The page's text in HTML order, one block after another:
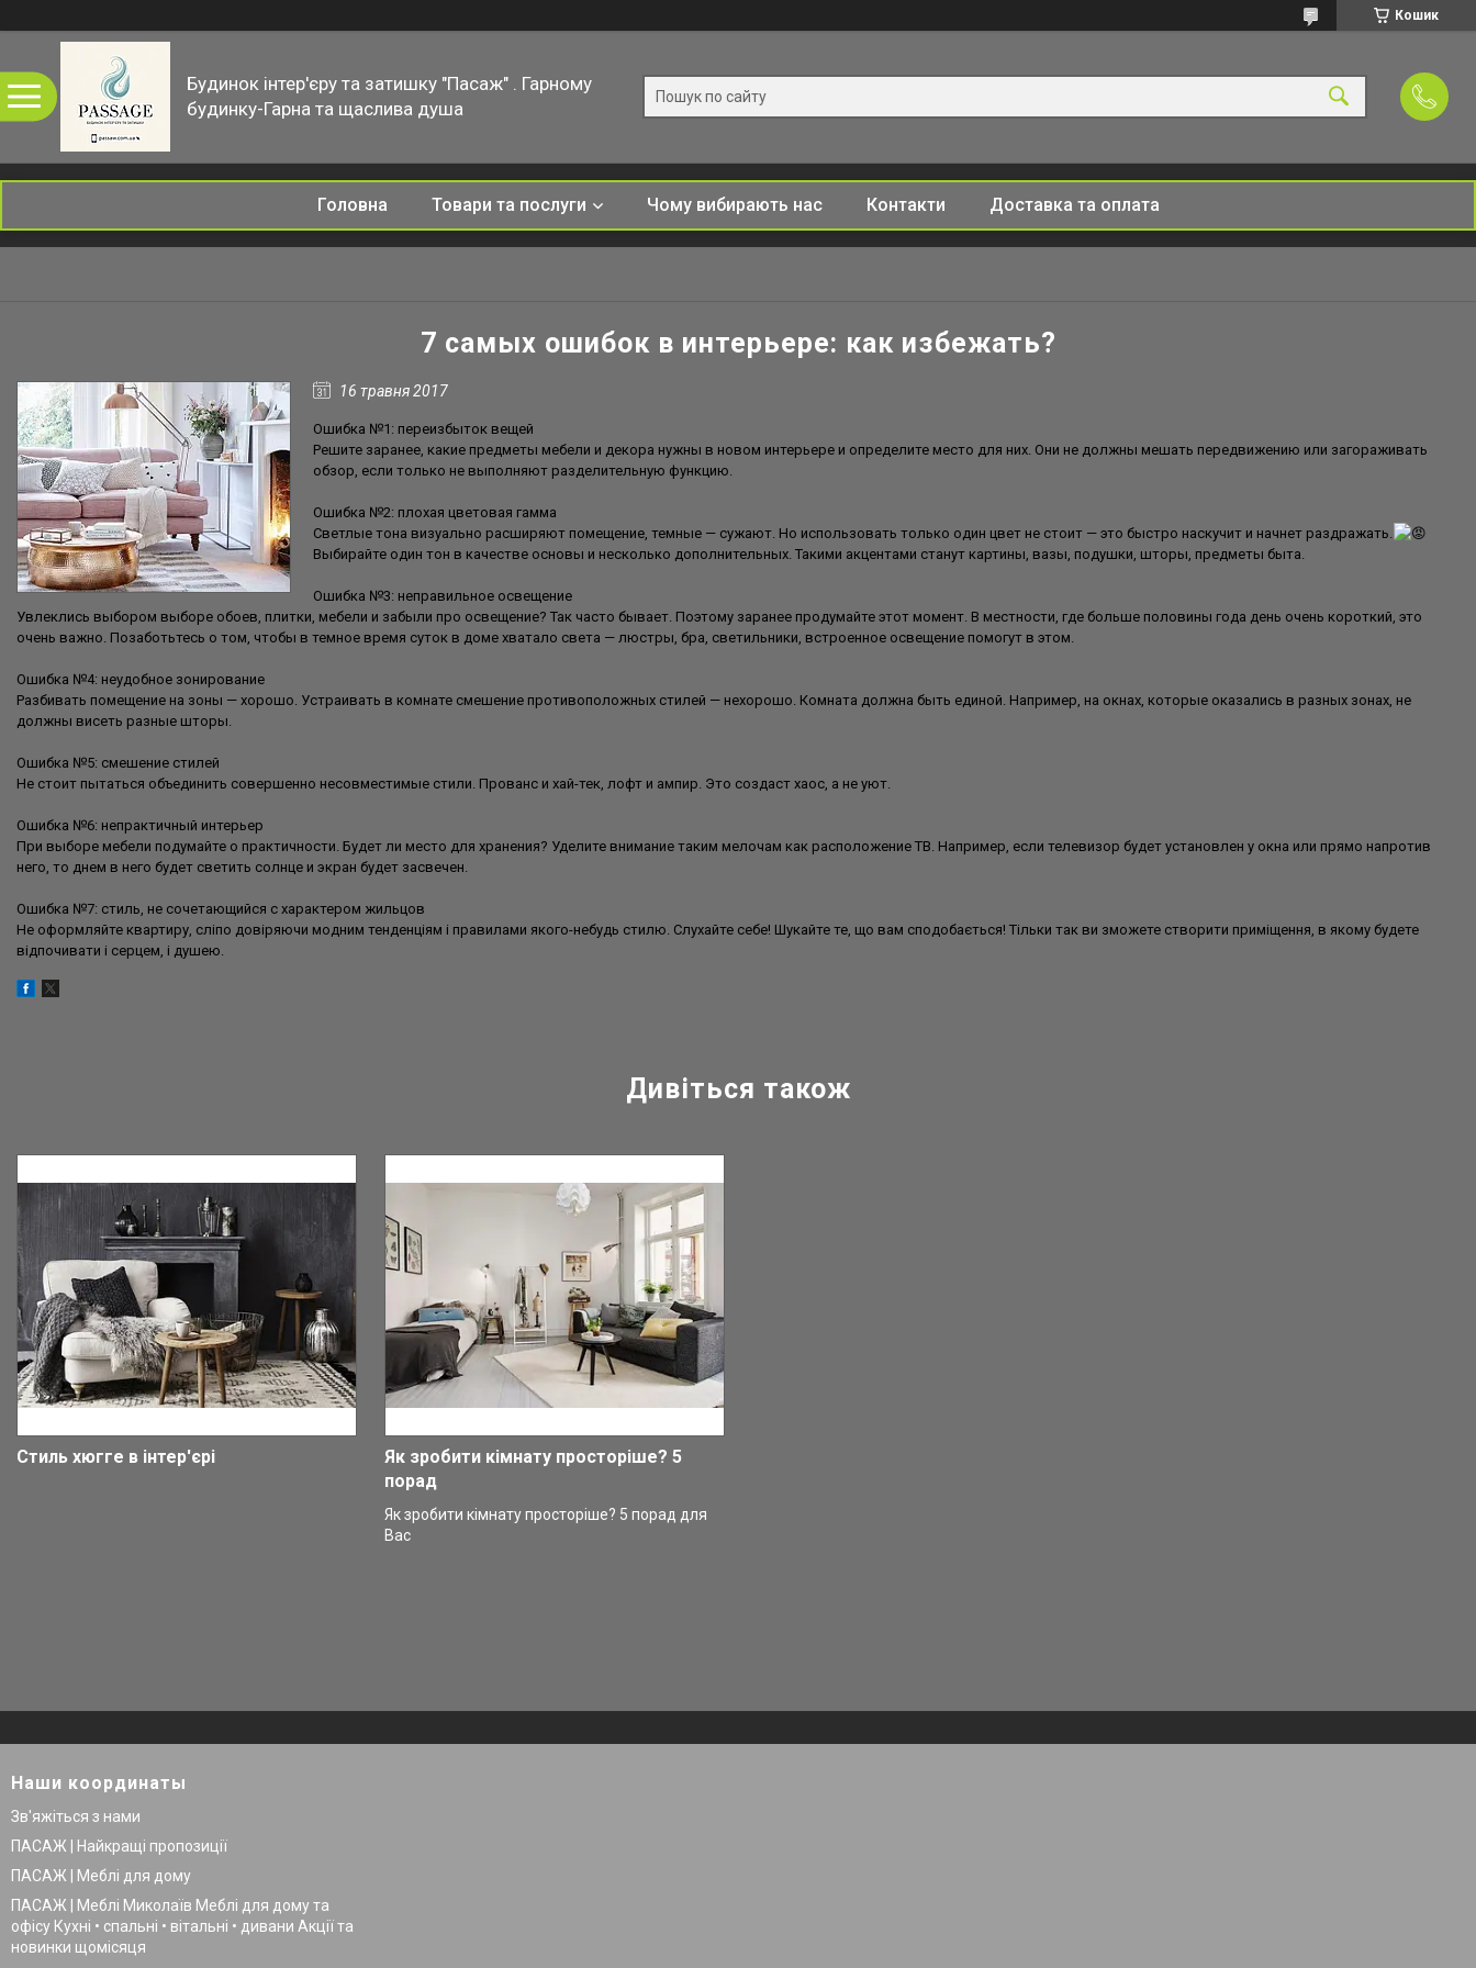
Кошик
Будинок інтер'єру та затишку "Пасаж" . Гарному
будинку-Гарна та щаслива душа
Головна Товари та послуги Чому вибирають нас Контакти Доставка та оплата
7 самых ошибок в интерьере: как избежать?
16 травня 2017
Ошибка №1: переизбыток вещей
Решите заранее, какие предметы мебели и декора нужны в новом интерьере и определите место для них. Они не должны мешать передвижению или загораживать
обзор, если только не выполняют разделительную функцию.
Ошибка №2: плохая цветовая гамма
Светлые тона визуально расширяют помещение, темные — сужают. Но использовать только один цвет не стоит — это быстро наскучит и начнет раздражать.
Выбирайте один тон в качестве основы и несколько дополнительных. Такими акцентами станут картины, вазы, подушки, шторы, предметы быта.
Ошибка №3: неправильное освещение
Увлеклись выбором выборе обоев, плитки, мебели и забыли про освещение? Так часто бывает. Поэтому заранее продумайте этот момент. В местности, где больше половины года день очень короткий, это
очень важно. Позаботьтесь о том, чтобы в темное время суток в доме хватало света — люстры, бра, светильники, встроенное освещение помогут в этом.
Ошибка №4: неудобное зонирование
Разбивать помещение на зоны — хорошо. Устраивать в комнате смешение противоположных стилей — нехорошо. Комната должна быть единой. Например, на окнах, которые оказались в разных зонах, не
должны висеть разные шторы.
Ошибка №5: смешение стилей
Не стоит пытаться объединить совершенно несовместимые стили. Прованс и хай-тек, лофт и ампир. Это создаст хаос, а не уют.
Ошибка №6: непрактичный интерьер
При выборе мебели подумайте о практичности. Будет ли место для хранения? Уделите внимание таким мелочам как расположение ТВ. Например, если телевизор будет установлен у окна или прямо напротив
него, то днем в него будет светить солнце и экран будет засвечен.
Ошибка №7: стиль, не сочетающийся с характером жильцов
Не оформляйте квартиру, сліпо довіряючи модним тенденціям і правилами якого-небудь стилю. Слухайте себе! Шукайте те, що вам сподобається! Тільки так ви зможете створити приміщення, в якому будете
відпочивати і серцем, і душею.
Стиль хюгге в інтер'єрі
Як зробити кімнату просторіше? 5
порад
Як зробити кімнату просторіше? 5 порад для
Вас
Наши координаты
Зв'яжіться з нами
ПАСАЖ | Найкращі пропозиції
ПАСАЖ | Меблі для дому
ПАСАЖ | Меблі Миколаїв Меблі для дому та
офісу Кухні • спальні • вітальні • дивани Акції та
новинки щомісяця